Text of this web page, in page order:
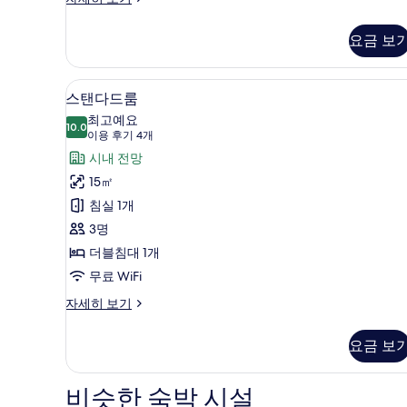
기
발
코
니
세
보
기
요금 보
스
탠
다
드
룸
사
진
모
두
보
고급 침구, 오리/거위털 이불,
20
스탠다드룸
10.010.0점 만점 중 10점
최고예요
이용 후기 4개
(이
용
후
기
4
개)
시내 전망
15㎡
침실 1개
3명
더블침대 1개
무료 WiFi
자세히 보기
스
룸
세
요금 보
비슷한 숙박 시설